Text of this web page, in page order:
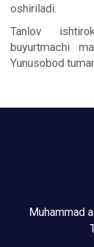
oshiriladi.
Tanlov
buyurtmachi
Yunusobod
Muhammad